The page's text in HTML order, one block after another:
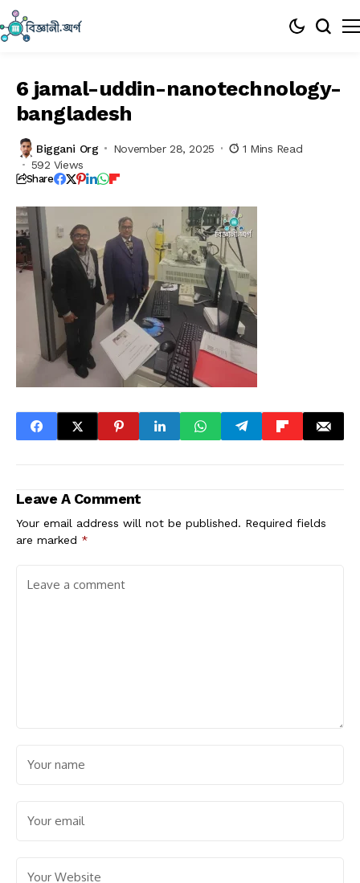
6 jamal-uddin-nanotechnology-
bangladesh
Biggani Org November 28, 2025
1 Mins Read
592 Views
Share
Leave A Comment
Your email address will not be published. Required fields
are marked *